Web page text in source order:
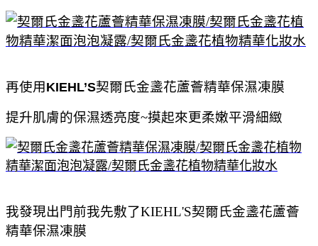
再使用 KIEHL’S契爾氏金盞花蘆薈精華保濕凍膜
提升肌膚的保濕透亮度~摸起來更柔嫩平滑細緻
我發現出門前我先敷了KIEHL'S契爾氏金盞花蘆薈
精華保濕凍膜